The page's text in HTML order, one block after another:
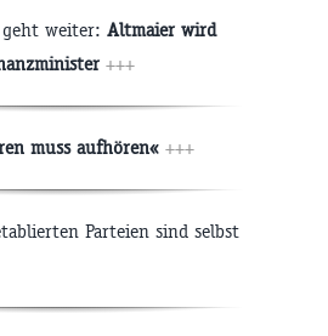
geht weiter: Altmaier wird
+++
muss aufhören« +++
Parteien sind selbst